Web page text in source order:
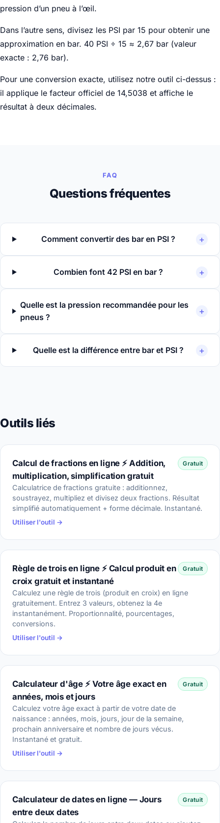
pression d’un pneu à l’œil.
Dans l’autre sens, divisez les PSI par 15 pour obtenir une
approximation en bar. 40 PSI ÷ 15 ≈ 2,67 bar (valeur
exacte : 2,76 bar).
Pour une conversion exacte, utilisez notre outil ci-dessus :
il applique le facteur officiel de 14,5038 et affiche le
résultat à deux décimales.
FAQ
Questions fréquentes
Comment convertir des bar en PSI ? +
Combien font 42 PSI en bar ? +
Quelle est la pression recommandée pour les
pneus ?
+
Quelle est la différence entre bar et PSI ? +
Outils liés
Calcul de fractions en ligne ⚡ Addition,
multiplication, simplification gratuit
Gratuit
Calculatrice de fractions gratuite : additionnez,
soustrayez, multipliez et divisez deux fractions. Résultat
simplifié automatiquement + forme décimale. Instantané.
Utiliser l'outil →
Règle de trois en ligne ⚡ Calcul produit en
croix gratuit et instantané
Gratuit
Calculez une règle de trois (produit en croix) en ligne
gratuitement. Entrez 3 valeurs, obtenez la 4e
instantanément. Proportionnalité, pourcentages,
conversions.
Utiliser l'outil →
Calculateur d'âge ⚡ Votre âge exact en
années, mois et jours
Gratuit
Calculez votre âge exact à partir de votre date de
naissance : années, mois, jours, jour de la semaine,
prochain anniversaire et nombre de jours vécus.
Instantané et gratuit.
Utiliser l'outil →
Calculateur de dates en ligne — Jours
entre deux dates
Gratuit